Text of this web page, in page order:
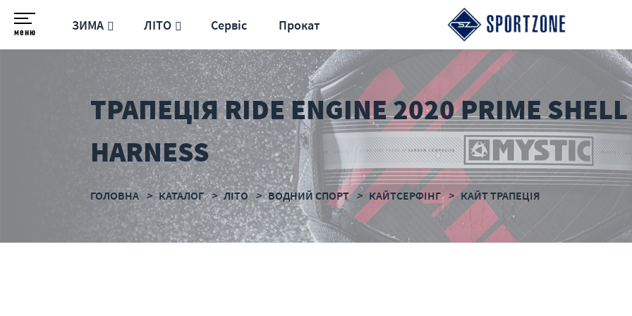
меню ЗИМА ЛІТО Сервіс Прокат
ТРАПЕЦІЯ RIDE ENGINE 2020 PRIME
HARNESS
ГОЛОВНА КАТАЛОГ ЛІТО ВОДНИЙ СПОРТ КАЙТСЕРФІНГ КАЙТ ТРАПЕЦІЯ